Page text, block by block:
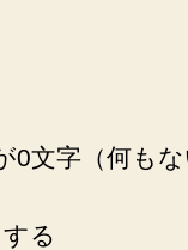
0文字（何も
る